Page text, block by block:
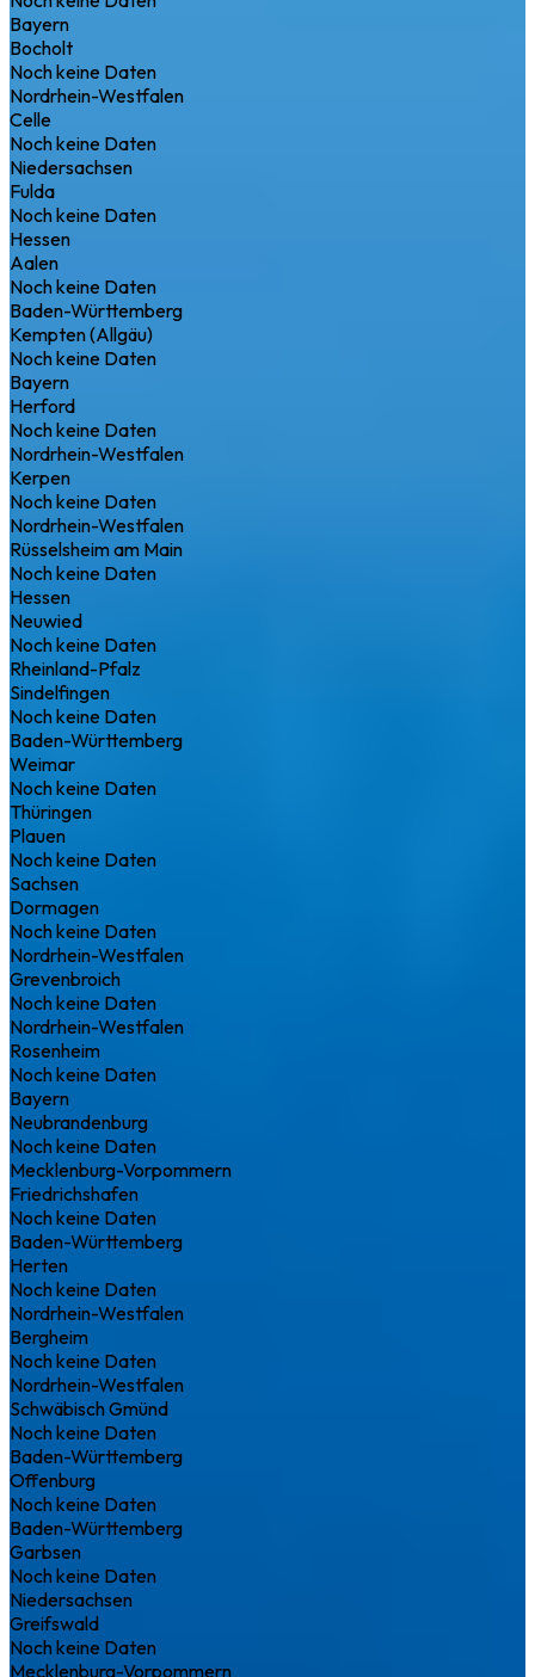
Bayern
Bocholt
Noch keine Daten
Nordrhein-Westfalen
Celle
Noch keine Daten
Niedersachsen
Fulda
Noch keine Daten
Hessen
Aalen
Noch keine Daten
Baden-Württemberg
Kempten (Allgäu)
Noch keine Daten
Bayern
Herford
Noch keine Daten
Nordrhein-Westfalen
Kerpen
Noch keine Daten
Nordrhein-Westfalen
Rüsselsheim am Main
Noch keine Daten
Hessen
Neuwied
Noch keine Daten
Rheinland-Pfalz
Sindelfingen
Noch keine Daten
Baden-Württemberg
Weimar
Noch keine Daten
Thüringen
Plauen
Noch keine Daten
Sachsen
Dormagen
Noch keine Daten
Nordrhein-Westfalen
Grevenbroich
Noch keine Daten
Nordrhein-Westfalen
Rosenheim
Noch keine Daten
Bayern
Neubrandenburg
Noch keine Daten
Mecklenburg-Vorpommern
Friedrichshafen
Noch keine Daten
Baden-Württemberg
Herten
Noch keine Daten
Nordrhein-Westfalen
Bergheim
Noch keine Daten
Nordrhein-Westfalen
Schwäbisch Gmünd
Noch keine Daten
Baden-Württemberg
Offenburg
Noch keine Daten
Baden-Württemberg
Garbsen
Noch keine Daten
Niedersachsen
Greifswald
Noch keine Daten
Mecklenburg-Vorpommern